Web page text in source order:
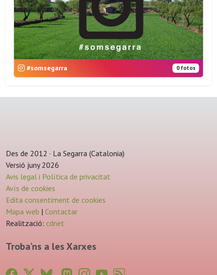
#somsegarra 0 fotos
Des de 2012 · La Segarra (Catalonia)
Versió juny 2026
Avis legal i Política de privacitat
Avís de cookies
Edita consentiment de cookies
Mapa web | Contactar
Realització: cdnet
Troba'ns a les Xarxes